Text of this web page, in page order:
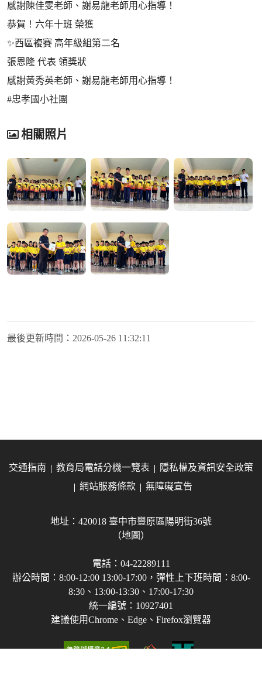
感謝陳佳雯老師、謝易龍老師用心指導！
恭賀！六年十班 榮獲
✨西區複賽 高年級組第二名
張恩隆 代表 領獎狀
感謝黃秀英老師、謝易龍老師用心指導！
#忠孝國小社團
相關照片
最後更新時間： 2026-05-26 11:32:11
交通指南 教育局電話分機一覽表
隱私權及資訊安全政策
網站服務條款
無障礙宣告
地址：420018 臺中市豐原區陽明街36號
（地圖）
電話：04-22289111
辦公時間：8:00-12:00 13:00-17:00，彈性上下班時間：8:00-
8:30、13:00-13:30、17:00-17:30
統一編號：10927401
建議使用Chrome、Edge、Firefox瀏覽器